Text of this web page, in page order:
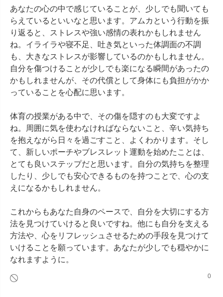
あなたの心の中で感じていることが、少しでも聞いても
らえているといいなと思います。アムカという行動を振
り返ると、ストレスや強い感情の表れかもしれません
ね。イライラや寝不足、吐き気といった体調面の不調
も、大きなストレスが影響しているのかもしれません。
自分を傷つけることが少しでも楽になる瞬間があったの
かもしれませんが、その代償として身体にも負担がかか
っていることを心配に思います。
体育の授業がある中で、その傷を隠すのも大変ですよ
ね。周囲に気を使わなければならないこと、辛い気持ち
を抱えながら日々を過ごすこと、よくわかります。そし
て、新しいポーチやブレスレット運動を始めたことは、
とても良いステップだと思います。自分の気持ちを整理
したり、少しでも安心できるものを持つことで、心の支
えになるかもしれません。
これからもあなた自身のペースで、自分を大切にする方
法を見つけていけると良いですね。他にも自分を支える
方法や、心をリフレッシュさせるための手段を見つけて
いけることを願っています。あなたが少しでも穏やかに
なれますように。
0